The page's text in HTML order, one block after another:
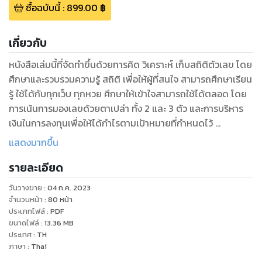
ซื้อฉบับนี้: 899.00 ฿
เกี่ยวกับ
หนังสือเล่มนี้ที่จัดทำขึ้นด้วยการคิด วิเคราะห์ เก็บสถิติตัวเลข โดย
ศึกษาและรวบรวมความรู้ สถิติ เพื่อให้ผู้ที่สนใจ สามารถศึกษาเรียน
รู้ ใช้ได้กับทุกเว็บ ทุกหวย ศึกษาให้เข้าใจสามารถใช้ได้ตลอด โดย
การเน้นการมองเลขด้วยตาเปล่า ทั้ง 2 และ 3 ตัว และการบริหาร
เงินในการลงทุนเพื่อให้ได้กำไรตามเป้าหมายที่กำหนดไว้
…ที่สำคัญ ต้องอย่าโลภ ใช้สติ ได้แล้วเลิกตามที่เราตั้งเป้าหมายเอา
เล่ม 3 ใช้เจาะเลข2ตัวและเลข3 ตัว
แสดงมากขึ้น
รายละเอียด
วันวางขาย : 04 ก.ค. 2023
จำนวนหน้า : 80 หน้า
ประเภทไฟล์: PDF
ขนาดไฟล์: 13.36 MB
ประเทศ: TH
ภาษา : Thai